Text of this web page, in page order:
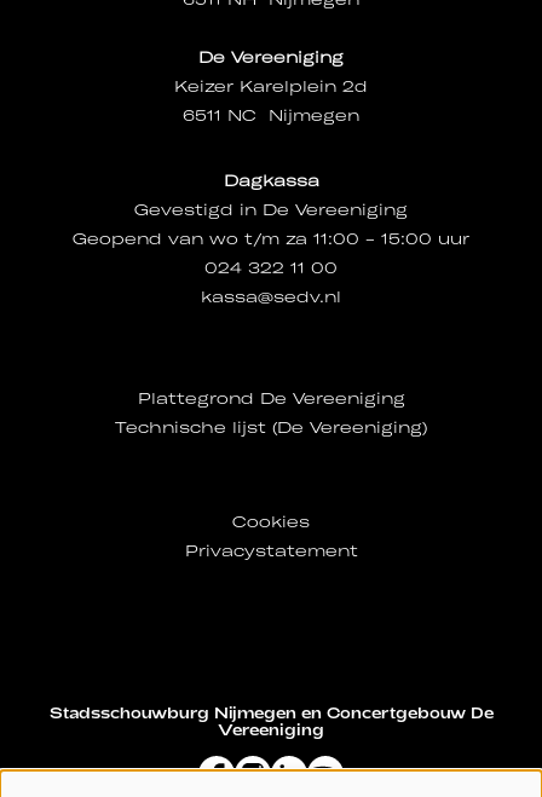
De Vereeniging
Keizer Karelplein 2d
6511 NC Nijmegen
Dagkassa
Gevestigd in De Vereeniging
Geopend van wo t/m za 11:00 - 15:00 uur
024 322 11 00
kassa@sedv.nl
Plattegrond De Vereeniging
Technische lijst (De Vereeniging)
Cookies
Privacystatement
Stadsschouwburg Nijmegen en Concertgebouw De
Vereeniging